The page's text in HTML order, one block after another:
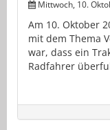
Mittwoch, 10.
Am 10. Oktober
mit dem Thema
war, dass ein
Radfahrer